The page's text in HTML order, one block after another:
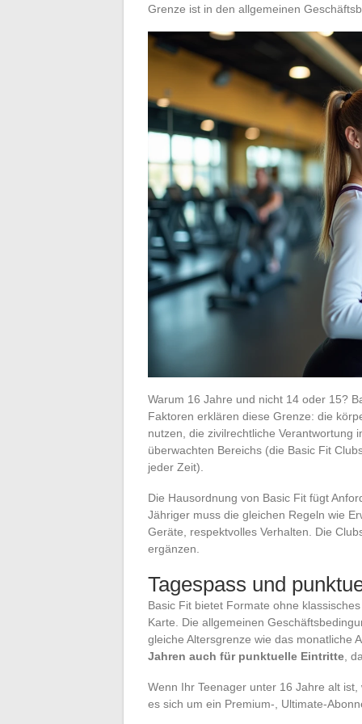
Grenze ist in den allgemeinen
Warum 16 Jahre und nicht 14 oder 15?
Faktoren erklären diese Grenze: die
nutzen, die zivilrechtliche Verantwortung
überwachten Bereichs (die Basic Fit
jeder Zeit).
Die Hausordnung von Basic Fit fügt
Jähriger muss die gleichen Regeln wie
Geräte, respektvolles Verhalten. Die
ergänzen.
Tagespass und
Basic Fit bietet Formate ohne
Karte. Die allgemeinen
gleiche Altersgrenze wie das monatliche
Jahren auch für punktuelle Eintritte ,
Wenn Ihr Teenager unter 16 Jahre alt
es sich um ein Premium-, Ultimate-